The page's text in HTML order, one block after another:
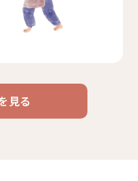
豆・粉
見る